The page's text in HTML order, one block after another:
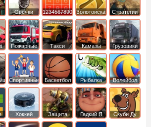
Овечки
идут домой
1234567890 ЗолотоискательСтратегии
Пожарные
машины
Такси Камазы Грузовики
Спортивные Баскетбол Рыбалка Волейбол
Хоккей
Защита
башни
Гадкий Я Скуби Ду